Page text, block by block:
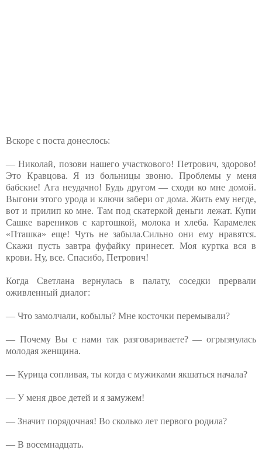
Вскоре с поста донеслось:
— Николай, позови нашего участкового! Петрович, здорово!
Это Кравцова. Я из больницы звоню. Проблемы у меня
бабские! Ага неудачно! Будь другом — сходи ко мне домой.
Выгони этого урода и ключи забери от дома. Жить ему негде,
вот и прилип ко мне. Там под скатеркой деньги лежат. Купи
Сашке вареников с картошкой, молока и хлеба. Карамелек
«Пташка» еще! Чуть не забыла.Сильно они ему нравятся.
Скажи пусть завтра фуфайку принесет. Моя куртка вся в
крови. Ну, все. Спасибо, Петрович!
Когда Светлана вернулась в палату, соседки прервали
оживленный диалог:
— Что замолчали, кобылы? Мне косточки перемывали?
— Почему Вы с нами так разговариваете? — огрызнулась
молодая женщина.
— Курица сопливая, ты когда с мужиками якшаться начала?
— У меня двое детей и я замужем!
— Значит порядочная! Во сколько лет первого родила?
— В восемнадцать.